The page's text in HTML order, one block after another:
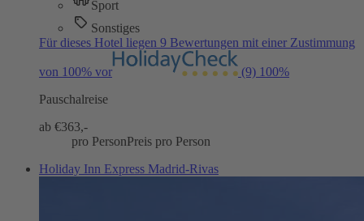
Sport
Sonstiges
Für dieses Hotel liegen 9 Bewertungen mit einer Zustimmung
von 100% vor (9) 100%
Pauschalreise
ab €363,-
pro PersonPreis pro Person
Holiday Inn Express Madrid-Rivas